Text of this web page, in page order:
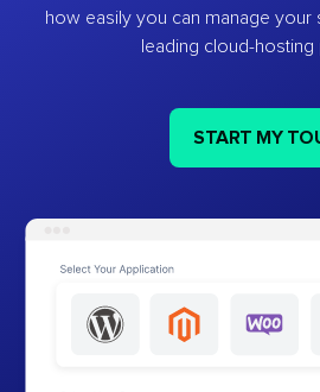
how easily you can manage your
leading cloud-hosting
START MY